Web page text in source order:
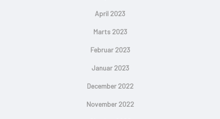
April 2023
Marts 2023
Februar 2023
Januar 2023
December 2022
November 2022